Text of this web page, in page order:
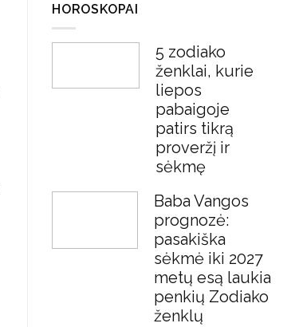
HOROSKOPAI
5 zodiako
ženklai, kurie
liepos
pabaigoje
patirs tikrą
proveržį ir
sėkmę
Baba Vangos
prognozė:
pasakiška
sėkmė iki 2027
metų esą laukia
penkių Zodiako
ženklų